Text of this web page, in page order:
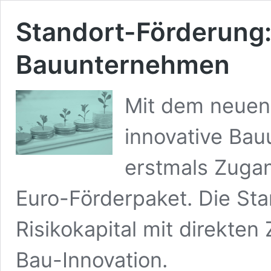
Standort-
Bauunternehmen
Mit dem
innovative
erstmals
Euro-Förderpaket. Die
Risikokapital mit direkten
Bau-Innovation.